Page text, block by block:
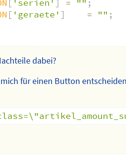
[ 'serien' ] = "" ;
[ 'geraete' ] = "" ;
dabei?
für einen Button